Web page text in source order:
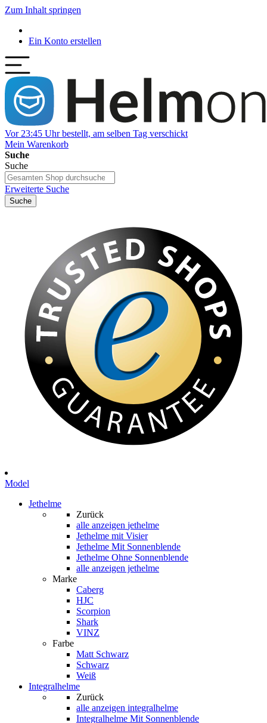
Zum Inhalt springen
Ein Konto erstellen
Vor 23:45 Uhr bestellt, am selben Tag verschickt
Mein Warenkorb
Suche
Suche
Erweiterte Suche
Suche
Model
Jethelme
Zurück
alle anzeigen jethelme
Jethelme mit Visier
Jethelme Mit Sonnenblende
Jethelme Ohne Sonnenblende
alle anzeigen jethelme
Marke
Caberg
HJC
Scorpion
Shark
VINZ
Farbe
Matt Schwarz
Schwarz
Weiß
Integralhelme
Zurück
alle anzeigen integralhelme
Integralhelme Mit Sonnenblende